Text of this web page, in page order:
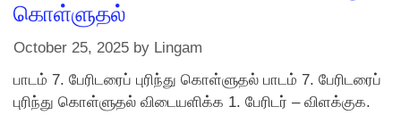
கொள்ளுதல்
October 25, 2025 by Lingam
பாடம் 7. பேரிடரைப் புரிந்து கொள்ளுதல் பாடம் 7. பேரிடரைப்
புரிந்து கொள்ளுதல் விடையளிக்க 1. பேரிடர் – விளக்குக.